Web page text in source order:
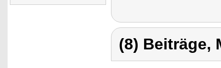
(8) Beiträge,